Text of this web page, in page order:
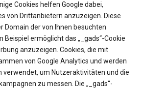
Cookies helfen Google dabei,
von Drittanbietern anzuzeigen. Diese
Domain der von Ihnen besuchten
Beispiel ermöglicht das „_gads“-Cookie
anzuzeigen. Cookies, die mit
von Google Analytics und werden
verwendet, um Nutzeraktivitäten und die
zu messen. Die „_gads“-